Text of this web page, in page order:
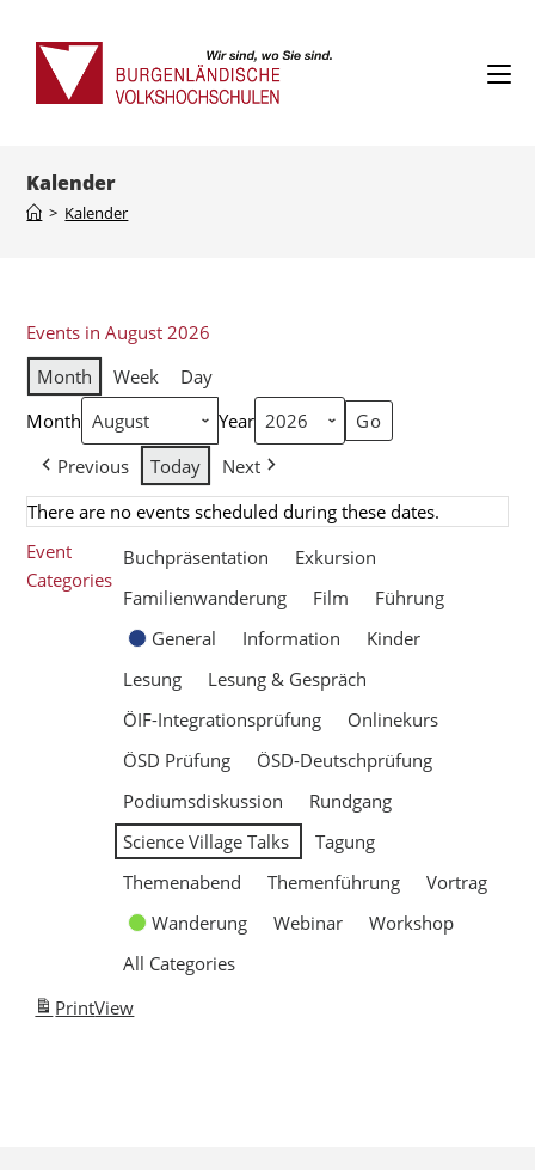
Kalender
> Kalender
Events in August 2026
Month
Week
Day
Month
Year
Previous
Today
Next
There are no events scheduled during these dates.
Event
Categories
Buchpräsentation
Exkursion
Familienwanderung
Film
Führung
General
Information
Kinder
Lesung
Lesung & Gespräch
ÖIF-Integrationsprüfung
Onlinekurs
ÖSD Prüfung
ÖSD-Deutschprüfung
Podiumsdiskussion
Rundgang
Science Village Talks
Tagung
Themenabend
Themenführung
Vortrag
Wanderung
Webinar
Workshop
All Categories
PrintView